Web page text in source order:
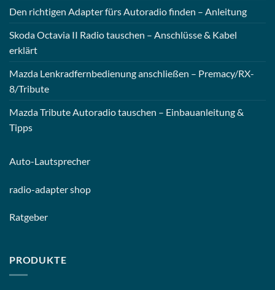
Den richtigen Adapter fürs Autoradio finden – Anleitung
Skoda Octavia II Radio tauschen – Anschlüsse & Kabel
erklärt
Mazda Lenkradfernbedienung anschließen – Premacy/RX-
8/Tribute
Mazda Tribute Autoradio tauschen – Einbauanleitung &
Tipps
Auto-Lautsprecher
radio-adapter shop
Ratgeber
PRODUKTE